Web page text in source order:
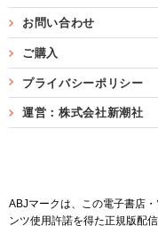
お問い合わせ
ご購入
プライバシーポリシー
運営：株式会社新潮社
ABJマークは、この電子書店
ンツ使用許諾を得た正規版配